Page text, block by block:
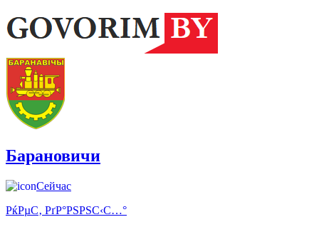
Барановичи
Сейчас
РќРµС‚ РґР°РЅРЅС‹С…°